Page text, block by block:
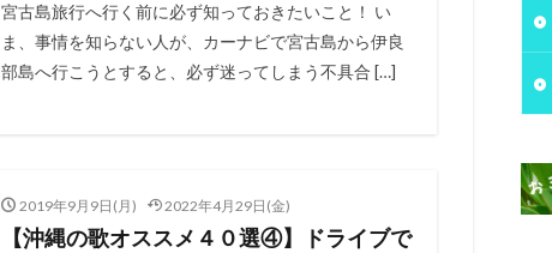
宮古島旅行へ行く前に必ず知っておきたいこと！ い
ま、事情を知らない人が、カーナビで宮古島から伊良
部島へ行こうとすると、必ず迷ってしまう不具合 […]
2019年9月9日(月) 2022年4月29日(金)
【沖縄の歌オススメ４０選④】ドライブで